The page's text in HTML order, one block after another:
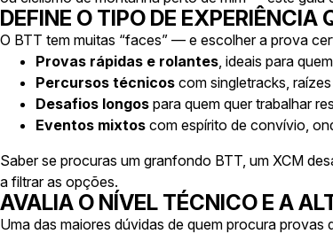
DEFINE O TIPO DE EXPERIÊNCIA
O BTT tem muitas “faces” — e escolher a prova
Provas rápidas e rolantes, ideais para
Percursos técnicos com singletracks,
Desafios longos para quem quer trabalhar
Eventos mixtos com espírito de convívio,
Saber se procuras um granfondo BTT, um XCM
a filtrar as opções.
AVALIA O NÍVEL TÉCNICO E A
Uma das maiores dúvidas de quem procura provas